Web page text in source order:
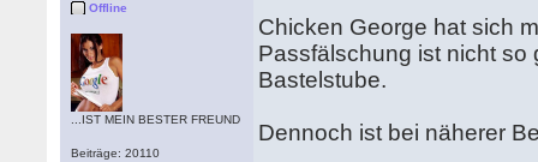
Offline
...IST MEIN BESTER FREUND
Beiträge: 20110
Chicken George hat sich
Passfälschung ist nicht so
Bastelstube.
Dennoch ist bei näherer